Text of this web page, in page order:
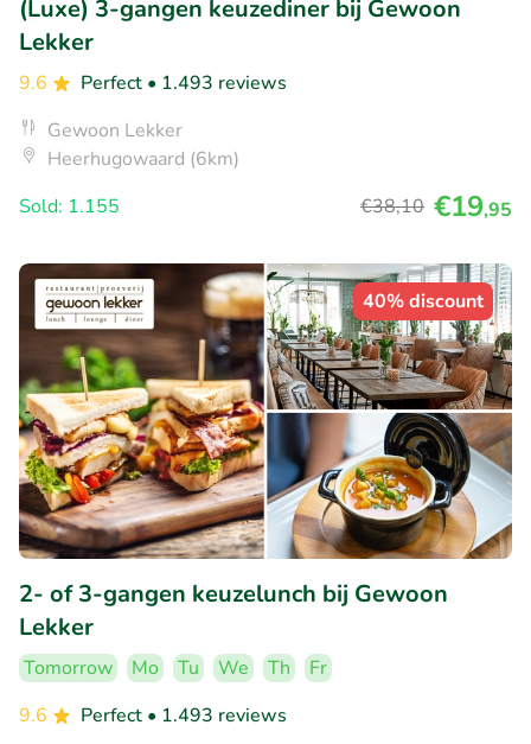
(Luxe) 3-gangen keuzediner bij Gewoon
Lekker
9.6 Perfect • 1.493 reviews
Gewoon Lekker
Heerhugowaard (6km)
Sold: 1.155
€38,10 €19,95
40% discount
2- of 3-gangen keuzelunch bij Gewoon
Lekker
Tomorrow Mo Tu We Th
Fr
9.6
Perfect • 1.493 reviews